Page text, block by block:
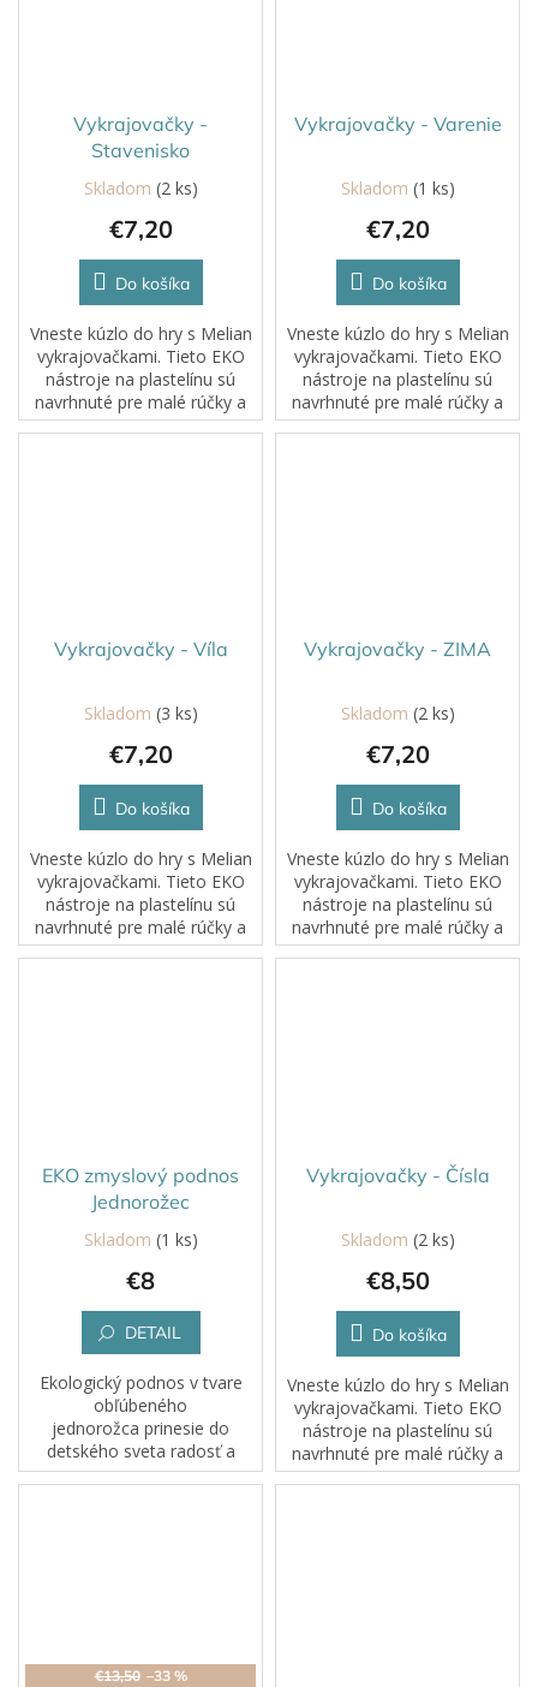
Vykrajovačky -
Stavenisko
Skladom (2 ks)
€7,20
Do košíka
Vneste kúzlo do hry s Melian
vykrajovačkami. Tieto EKO
nástroje na plastelínu sú
navrhnuté pre malé rúčky a
veľkú fantáziu. Každé
Vykrajovačky - Varenie
Skladom (1 ks)
€7,20
Do košíka
Vneste kúzlo do hry s Melian
vykrajovačkami. Tieto EKO
nástroje na plastelínu sú
navrhnuté pre malé rúčky a
veľkú fantáziu. Každé
Vykrajovačky - Víla
Skladom (3 ks)
€7,20
Do košíka
Vneste kúzlo do hry s Melian
vykrajovačkami. Tieto EKO
nástroje na plastelínu sú
navrhnuté pre malé rúčky a
veľkú fantáziu. Každé
Vykrajovačky - ZIMA
Skladom (2 ks)
€7,20
Do košíka
Vneste kúzlo do hry s Melian
vykrajovačkami. Tieto EKO
nástroje na plastelínu sú
navrhnuté pre malé rúčky a
veľkú fantáziu. Každé
EKO zmyslový podnos
Jednorožec
Skladom (1 ks)
€8
DETAIL
Ekologický podnos v tvare
obľúbeného
jednorožca prinesie do
detského sveta radosť a
rozvoj hravou
Vykrajovačky - Čísla
Skladom (2 ks)
€8,50
Do košíka
Vneste kúzlo do hry s Melian
vykrajovačkami. Tieto EKO
nástroje na plastelínu sú
navrhnuté pre malé rúčky a
veľkú fantáziu. Každé
€13,50 –33 %